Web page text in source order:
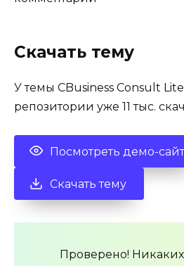
Скачать тему
У темы CBusiness Consult
репозитории уже 11 тыс.
Посмотреть демо-сайт
Скачать тему
Проверено!